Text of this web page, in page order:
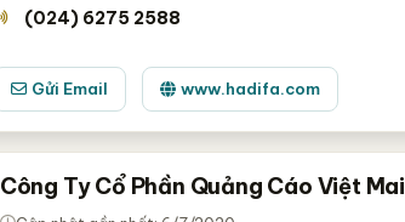
(024) 6275 2588
Gửi Email www.hadifa.com
Công Ty Cổ Phần Quảng Cáo Việt Mai